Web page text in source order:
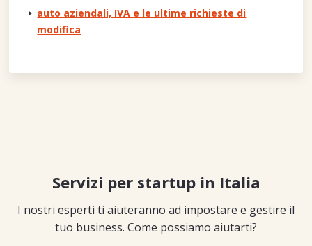
auto aziendali, IVA e le ultime richieste di
modifica
Servizi per startup in Italia
I nostri esperti ti aiuteranno ad impostare e gestire il
tuo business. Come possiamo aiutarti?